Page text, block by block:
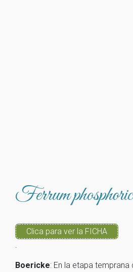
Ferrum
Clica para ver la FICHA
.
Boericke: En la etapa